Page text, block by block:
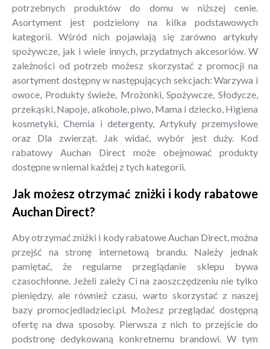
potrzebnych produktów do domu w niższej cenie.
Asortyment jest podzielony na kilka podstawowych
kategorii. Wśród nich pojawiają się zarówno artykuły
spożywcze, jak i wiele innych, przydatnych akcesoriów. W
zależności od potrzeb możesz skorzystać z promocji na
asortyment dostępny w następujących sekcjach: Warzywa i
owoce, Produkty świeże, Mrożonki, Spożywcze, Słodycze,
przekąski, Napoje, alkohole, piwo, Mama i dziecko, Higiena
kosmetyki, Chemia i detergenty, Artykuły przemysłowe
oraz Dla zwierząt. Jak widać, wybór jest duży. Kod
rabatowy Auchan Direct może obejmować produkty
dostępne w niemal każdej z tych kategorii.
Jak możesz otrzymać zniżki i kody rabatowe
Auchan Direct?
Aby otrzymać zniżki i kody rabatowe Auchan Direct, można
przejść na stronę internetową brandu. Należy jednak
pamiętać, że regularne przeglądanie sklepu bywa
czasochłonne. Jeżeli zależy Ci na zaoszczędzeniu nie tylko
pieniędzy, ale również czasu, warto skorzystać z naszej
bazy promocjedladzieci.pl. Możesz przeglądać dostępną
ofertę na dwa sposoby. Pierwsza z nich to przejście do
podstronę dedykowaną konkretnemu brandowi. W tym